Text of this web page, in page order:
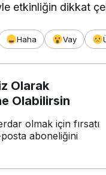
etkinliğin dikkat
Haha Vay
Olarak
Olabilirsin
olmak için fırsatı
aboneliğini